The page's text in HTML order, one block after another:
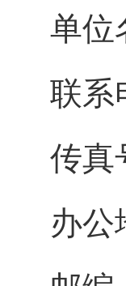
单位
联系
传真
办公